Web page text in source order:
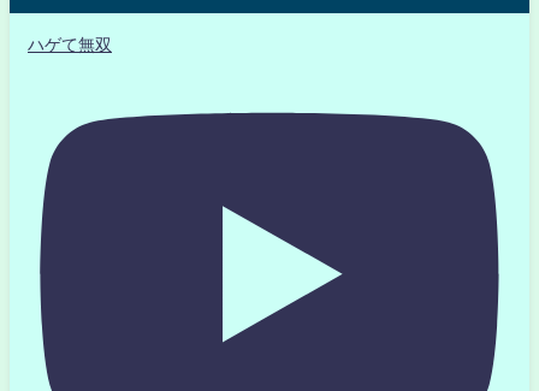
ハゲて無双